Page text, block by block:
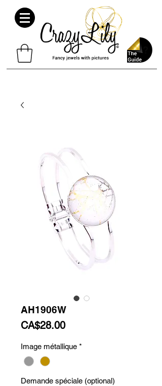
AH1906W
CA$28.00Price
Image métallique *
Demande spéciale (optional)